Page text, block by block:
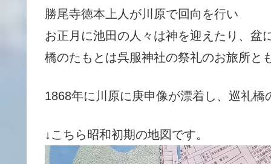
勝尾寺徳本上人が川原で回向を行い
お正月に池田の人々は神を迎えたり、盆
橋のたもとは呉服神社の祭礼のお旅所と
1868年に川原に庚申像が漂着し、巡礼
↓こちら昭和初期の地図です。